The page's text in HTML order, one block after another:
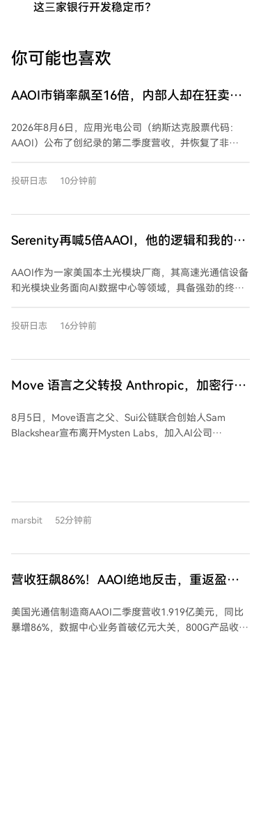
这三家银行开发稳定币？
你可能也喜欢
AAOI市销率飙至16倍，内部人却在狂卖
2026年8月6日，应用光电公司（纳斯达克股票代码：
AAOI）公布了创纪录的第二季度营收，并恢复了非
投研日志 10分钟前
Serenity再喊5倍AAOI，他的逻辑和我的观
AAOI作为一家美国本土光模块厂商，其高速光通信设备
和光模块业务面向AI数据中心等领域，具备强劲的终端
投研日志 16分钟前
Move 语言之父转投 Anthropic，加密行业
8月5日，Move语言之父、Sui公链联合创始人Sam
Blackshear宣布离开Mysten Labs，加入AI公司
名加密行业“守门人”——即定义生态安全与方向的核心
（如Claude）展现出解决复杂技术问题的惊人能力，让
技术专家深感“新世界”的到来。 数据印证了趋势：
2025年初至3月，加密项目GitHub周代码提交量骤降
幅流向AI，仅OpenAI和Anthropic就占据了上半年融资
额的40%以上，加密行业融资额相形见绌。 人才与资本
marsbit 52分钟前
营收狂飙86%！AAOI绝地反击，重返盈
美国光通信制造商AAOI二季度营收1.919亿美元，同比
暴增86%，数据中心业务首破亿元大关，800G产品收入